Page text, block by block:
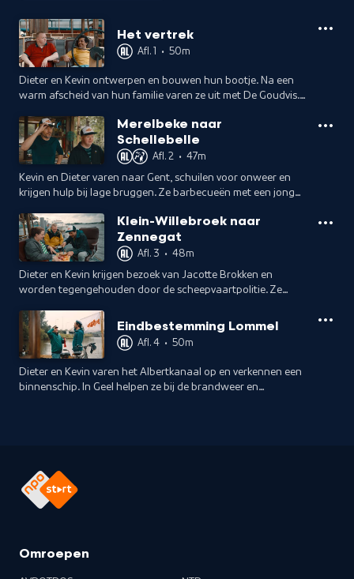
Het vertrek
Afl. 1 • 50m
Dieter en Kevin ontwerpen en bouwen hun bootje. Na een
warm afscheid van hun familie varen ze uit met De Goudvis.
worden.
Merelbeke naar
Schellebelle
Afl. 2 • 47m
Kevin en Dieter varen naar Gent, schuilen voor onweer en
krijgen hulp bij lage bruggen. Ze barbecueën met een jong
naar Schellebelle.
Klein-Willebroek naar
Zennegat
Afl. 3 • 48m
Dieter en Kevin krijgen bezoek van Jacotte Brokken en
worden tegengehouden door de scheepvaartpolitie. Ze
proeven Lierse specialiteiten.Eindbestemming Lommel
Afl. 4 • 50m
Dieter en Kevin varen het Albertkanaal op en verkennen een
binnenschip. In Geel helpen ze bij de brandweer en
Omroepen